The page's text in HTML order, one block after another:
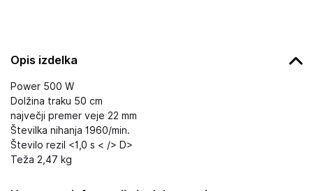
Opis izdelka
Power 500 W
Dolžina traku 50 cm
največji premer veje 22 mm
Številka nihanja 1960/min.
Število rezil <1,0 s < /> D>
Teža 2,47 kg